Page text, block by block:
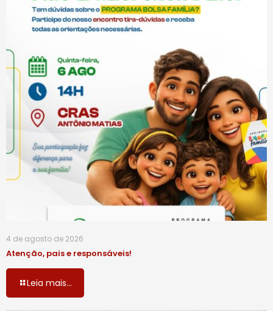
4 de agosto de 2026
Atenção, pais e responsáveis!
Leia mais...